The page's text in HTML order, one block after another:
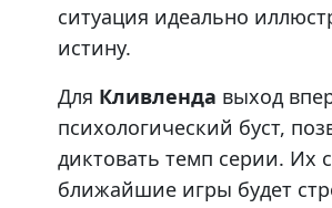
ситуация идеально
истину.
Для Кливленда выход
психологический буст,
диктовать темп серии. Их
ближайшие игры будет